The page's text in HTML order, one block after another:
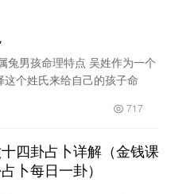
兔男孩命理特点 吴姓作为一个
个姓氏来给自己的孩子命
717
四卦占卜详解（金钱课
卜每日一卦）